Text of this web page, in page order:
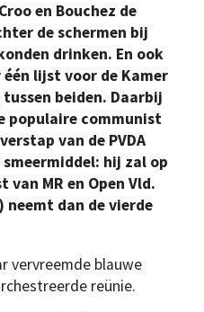
en Bouchez de
de schermen bij
drinken. En ook
lijst voor de Kamer
beiden. Daarbij
populaire communist
van de PVDA
hij zal op
MR en Open Vld.
neemt dan de vierde
vervreemde blauwe
reünie.